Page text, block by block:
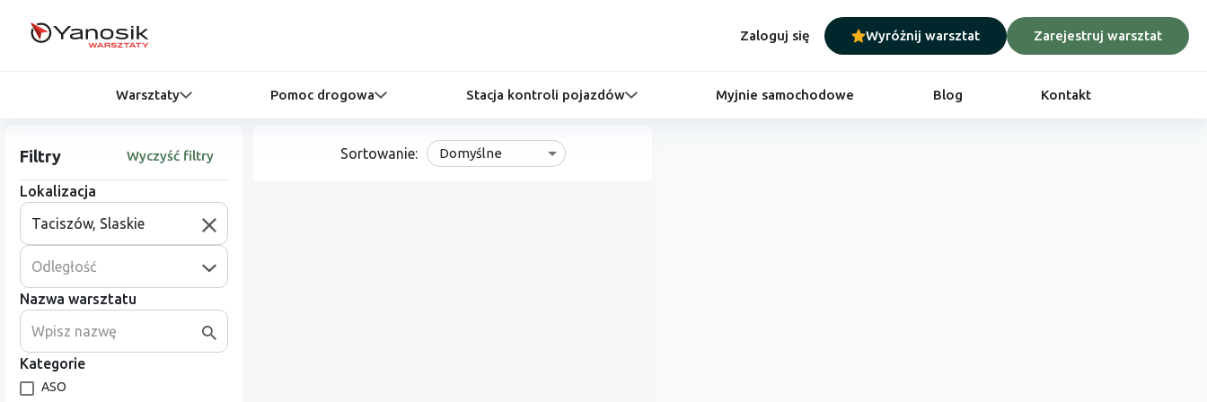
Zaloguj się Wyróżnij warsztat Zarejestruj warsztat
Warsztaty Pomoc drogowa Stacja kontroli pojazdów Myjnie samochodowe Blog Kontakt
Filtry Wyczyść filtry
Lokalizacja
Odległość
Nazwa warsztatu
Kategorie
ASO
Sortowanie: Domyślne